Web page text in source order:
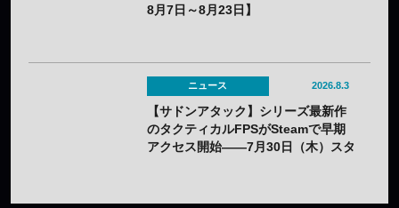
8月7日～8月23日】
ニュース 2026.8.3
【サドンアタック】シリーズ最新作
のタクティカルFPSがSteamで早期
アクセス開始——7月30日（木）スタ